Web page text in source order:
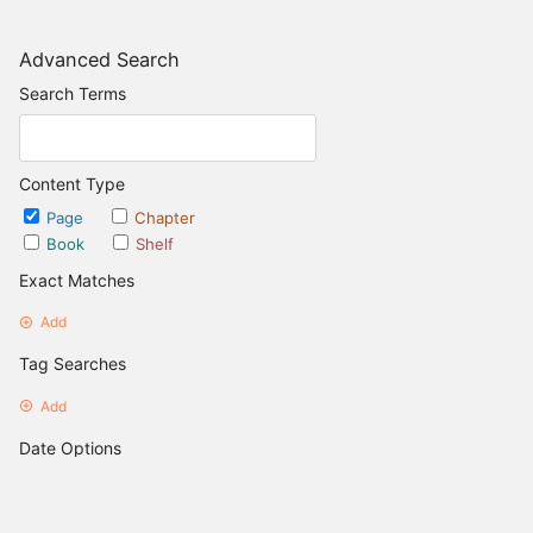
Advanced Search
Search Terms
Content Type
Page
Chapter
Book
Shelf
Exact Matches
Add
Tag Searches
Add
Date Options